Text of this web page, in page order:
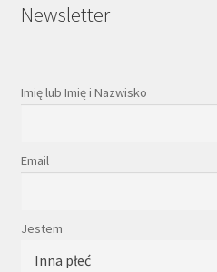
Newsletter
Imię lub Imię i Nazwisko
Email
Jestem